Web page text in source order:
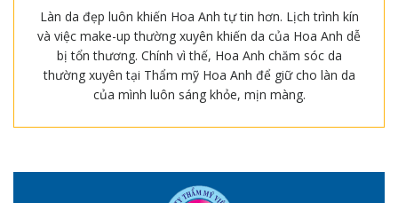
Làn da đẹp luôn khiến Hoa Anh tự tin hơn. Lịch trình kín
và việc make-up thường xuyên khiến da của Hoa Anh dễ
bị tổn thương. Chính vì thế, Hoa Anh chăm sóc da
thường xuyên tại Thẩm mỹ Hoa Anh để giữ cho làn da
của mình luôn sáng khỏe, mịn màng.